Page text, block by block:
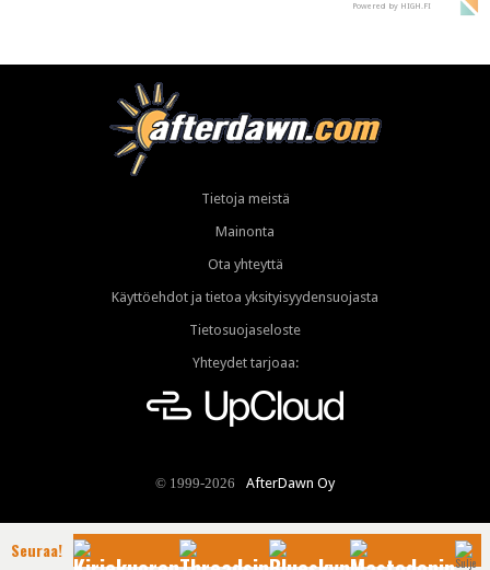
Powered by HIGH.FI
Tietoja meistä
Mainonta
Ota yhteyttä
Käyttöehdot ja tietoa yksityisyydensuojasta
Tietosuojaseloste
Yhteydet tarjoaa:
© 1999-2026 AfterDawn Oy
Seuraa!